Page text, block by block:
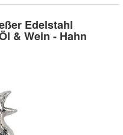
Edelstahl
& Wein - Hahn